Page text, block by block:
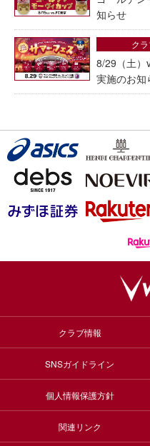
知らせ
8/29（土）
実施のお知
ク
クラブ情報
SNSガイドライン
個人情報保護方針
関連リンク